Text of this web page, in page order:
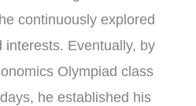
continuously explored
interests. Eventually, by
Olympiad class
he established his